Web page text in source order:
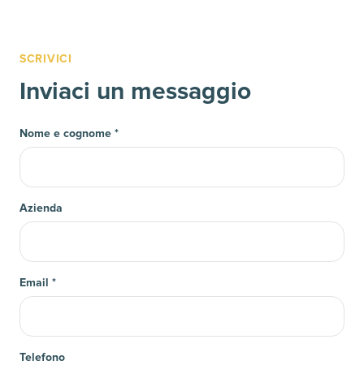
SCRIVICI
Inviaci un messaggio
Nome e cognome *
Azienda
Email *
Telefono